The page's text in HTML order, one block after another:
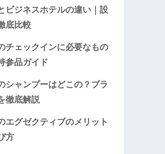
ビジネスホテルの違い｜設
底比較
チェックインに必要なもの
参品ガイド
シャンプーはどこの？ブラ
徹底解説
エグゼクティブのメリット
方